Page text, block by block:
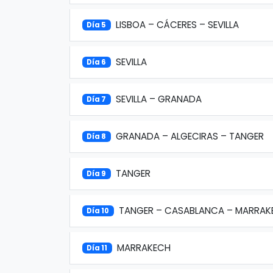
Día 5 LISBOA – CÁCERES – SEVILLA
Día 6 SEVILLA
Día 7 SEVILLA – GRANADA
Día 8 GRANADA – ALGECIRAS – TANGER
Día 9 TANGER
Día 10 TANGER – CASABLANCA –
Día 11 MARRAKECH